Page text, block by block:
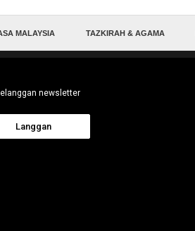
MALAYSIA TAZKIRAH & AGAMA
newsletter
Langgan